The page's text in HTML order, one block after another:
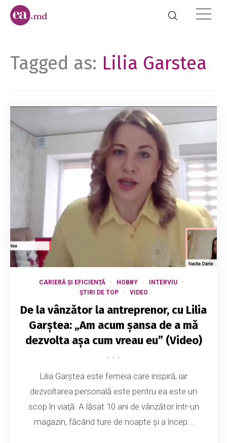
Tagged as: Lilia Garstea
CARIERĂ ȘI EFICIENȚĂ HOBBY
INTERVIU
ȘTIRI DE TOP
VIDEO
De la vânzător la antreprenor, cu Lilia
Garștea: „Am acum șansa de a mă
dezvolta așa cum vreau eu” (Video)
Lilia Garștea este femeia care inspiră, iar
dezvoltarea personală este pentru ea este un
scop în viață. A lăsat 10 ani de vânzător într-un
magazin, făcând ture de noapte și a încep...